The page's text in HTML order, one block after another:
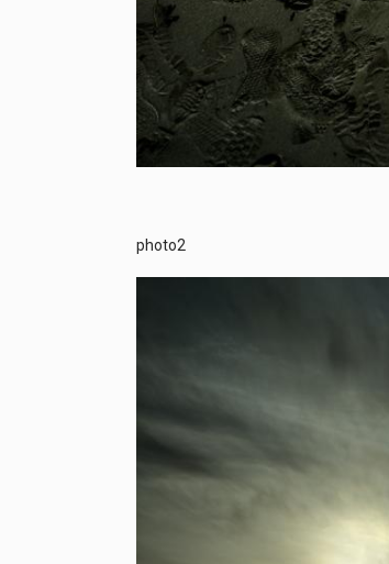
photo2